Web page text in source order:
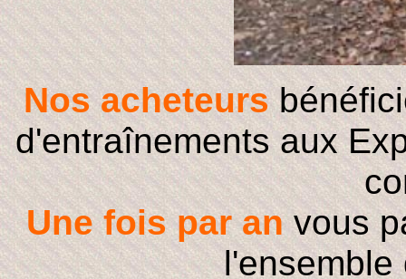
Nos acheteurs
d'entraînements aux
Une fois par anvous
l'ensemble